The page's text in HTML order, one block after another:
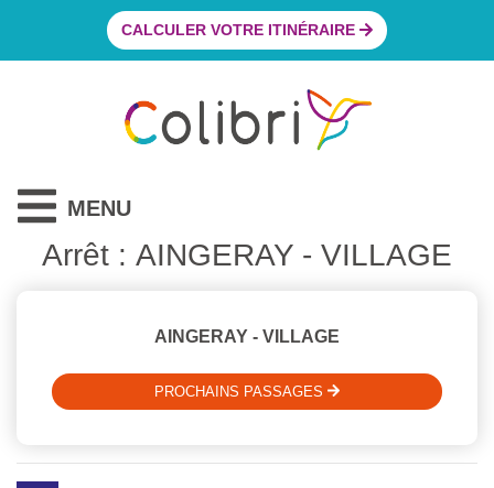
CALCULER VOTRE ITINÉRAIRE
MENU
Arrêt : AINGERAY - VILLAGE
AINGERAY - VILLAGE
PROCHAINS PASSAGES